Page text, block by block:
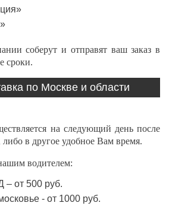
соберут и отправят ваш заказ в
сроки.
по Москве и области
на следующий день после
либо в другое удобное Вам время.
водителем:
– от 500 руб.
- от 1000 руб.